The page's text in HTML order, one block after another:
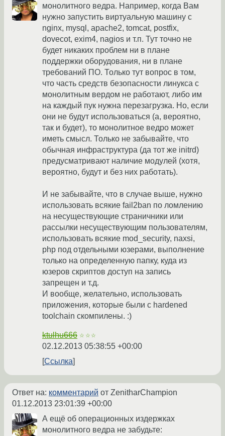
монолитного ведра. Например, когда Вам
нужно запустить виртуальную машину с
nginx, mysql, apache2, tomcat, postfix,
dovecot, exim4, nagios и т.п. Тут точно не
будет никаких проблем ни в плане
поддержки оборудования, ни в плане
требований ПО. Только тут вопрос в том,
что часть средств безопасности линукса с
монолитным вердом не работают, либо им
на каждый пук нужна перезагрузка. Но, если
они не будут использоваться (а, вероятно,
так и будет), то монолитное ведро может
иметь смысл. Только не забывайте, что
обычная инфраструктура (да тот же initrd)
предусматривают наличие модулей (хотя,
вероятно, будут и без них работать).
И не забывайте, что в случае выше, нужно
использовать всякие fail2ban по ломлению
на несуществующие страничники или
рассылки несуществующим пользователям,
использовать всякие mod_security, naxsi,
php под отдельными юзерами, выполнение
только на определенную папку, куда из
юзеров скриптов доступ на запись
запрещен и т.д.
И вообще, желательно, использовать
приложения, которые были с hardened
toolchain скомпилены. :)
ktulhu666 ☆☆☆
02.12.2013 05:38:55 +00:00
Ссылка
Ответ на: комментарий от ZenitharChampion
01.12.2013 23:01:39 +00:00
А ещё об операционных издержках
монолитного ведра не забудьте: